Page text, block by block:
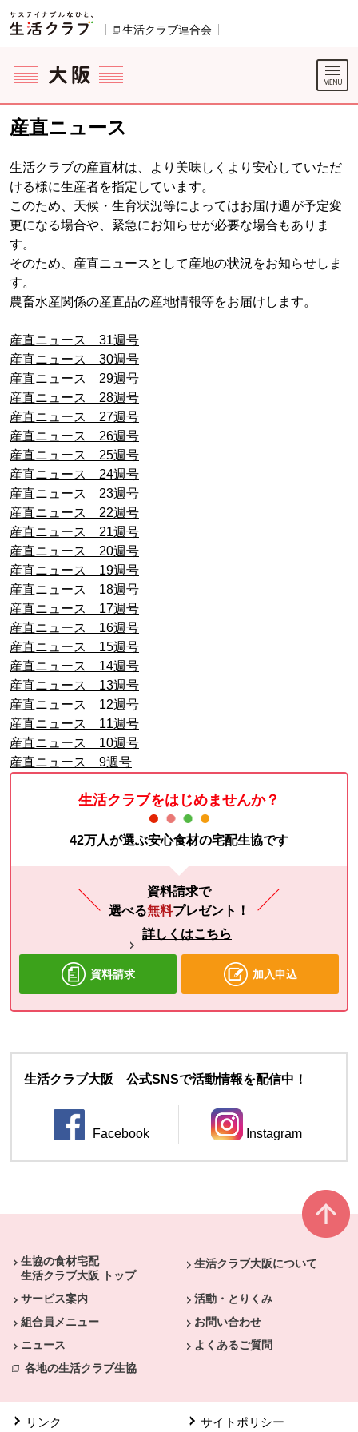
ページの先頭です。
生活クラブ連合会
ここからサイト内共通メニューです。
サイト内共通メニューをスキップする
サイト内共通メニューここまで。
産直ニュース
生活クラブの産直材は、より美味しくより安心していただ
ける様に生産者を指定しています。
このため、天候・生育状況等によってはお届け週が予定変
更になる場合や、緊急にお知らせが必要な場合もありま
す。
そのため、産直ニュースとして産地の状況をお知らせしま
す。
農畜水産関係の産直品の産地情報等をお届けします。
産直ニュース 31週号
産直ニュース 30週号
産直ニュース 29週号
産直ニュース 28週号
産直ニュース 27週号
産直ニュース 26週号
産直ニュース 25週号
産直ニュース 24週号
産直ニュース 23週号
産直ニュース 22週号
産直ニュース 21週号
産直ニュース 20週号
産直ニュース 19週号
産直ニュース 18週号
産直ニュース 17週号
産直ニュース 16週号
産直ニュース 15週号
産直ニュース 14週号
産直ニュース 13週号
産直ニュース 12週号
産直ニュース 11週号
産直ニュース 10週号
産直ニュース 9週号
生活クラブをはじめませんか？
42万人が選ぶ安心食材の宅配生協です
資料請求で
選べる無料プレゼント！
詳しくはこちら
資料請求 加入申込
生活クラブ大阪 公式SNSで活動情報を配信中！
Facebook
別のウィンドウで開きます。Instagram
生協の食材宅配
生活クラブ大阪 トップ
生活クラブ大阪について
サービス案内
活動・とりくみ
組合員メニュー
お問い合わせ
ニュース
よくあるご質問
各地の生活クラブ生協
リンク サイトポリシー